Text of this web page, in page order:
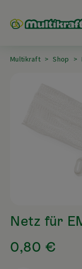
Multikraft Shop
Netz für
0,80 €